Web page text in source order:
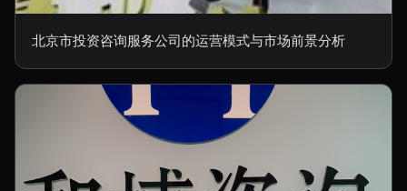
北京市投资咨询服务公司的运营模式与市场前景分析